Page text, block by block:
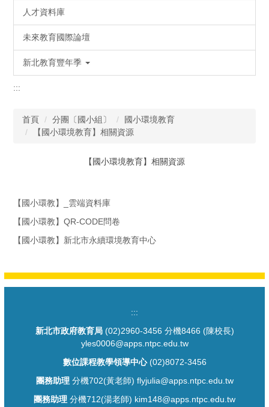
人才資料庫
未來教育國際論壇
新北教育豐年季
:::
首頁 分團〔國小組〕
國小環境教育
【國小環境教育】相關資源
【國小環境教育】相關資源
【國小環教】_雲端資料庫
【國小環教】QR-CODE問卷
【國小環教】新北市永續環境教育中心
:::
新北市政府教育局(02)2960-3456 分機8466 (陳校長)
yles0006@apps.ntpc.edu.tw
數位課程教學領導中心(02)8072-3456
團務助理分機702(黃老師) flyjulia@apps.ntpc.edu.tw
團務助理 分機712(湯老師) kim148@apps.ntpc.edu.tw